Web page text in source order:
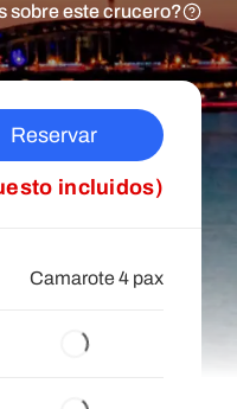
sobre este crucero?
Reservar
incluidos)
Camarote 4 pax